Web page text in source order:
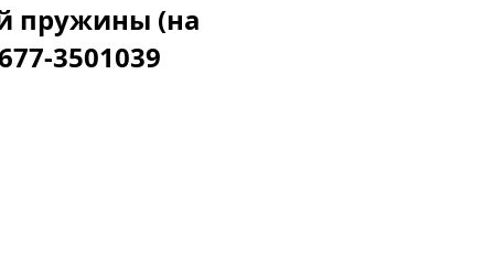
пружины (на
3501039